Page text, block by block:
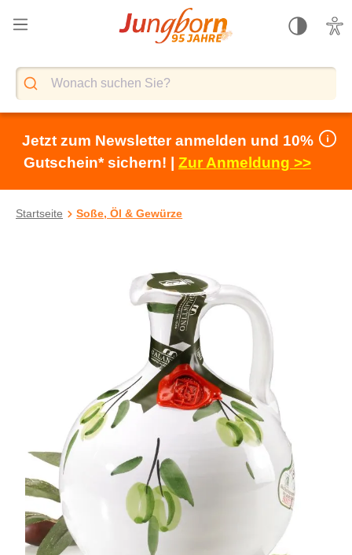
springen
Jetzt zum Newsletter anmelden und 10%
Gutschein* sichern! | Zur Anmeldung >>
Startseite Soße, Öl & Gewürze